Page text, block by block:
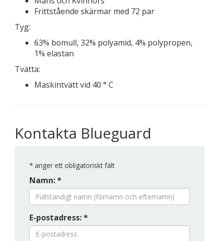
Frittstående skärmar med 72 par
Tyg:
63% bomull, 32% polyamid, 4% polypropen,
1% elastan
Tvätta:
Maskintvätt vid 40 ° C
Kontakta Blueguard
* anger ett obligatoriskt fält
Namn: *
E-postadress: *